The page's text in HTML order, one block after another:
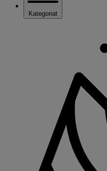
Kategoriat